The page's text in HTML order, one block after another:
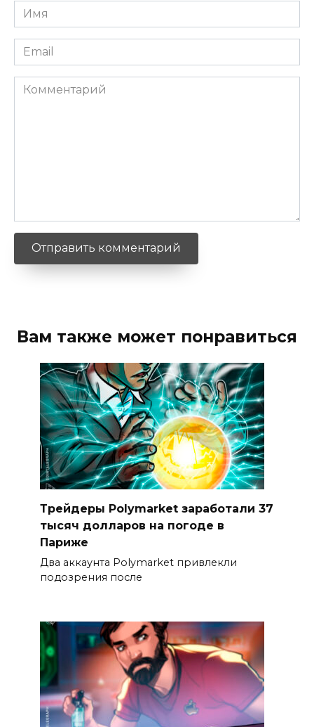
Имя
*
Email
*
Комментарий
Вам также может понравиться
Трейдеры Polymarket заработали 37
тысяч долларов на погоде в
Париже
Два аккаунта Polymarket привлекли
подозрения после